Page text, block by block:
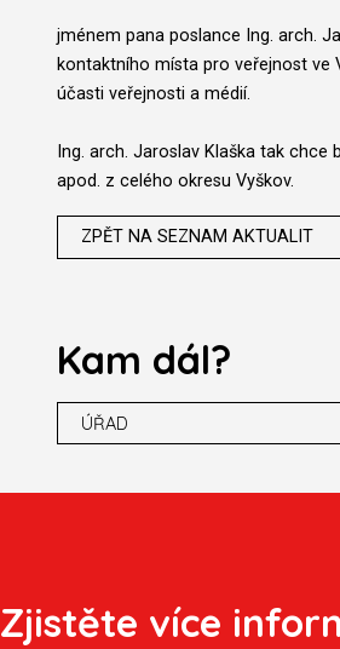
jménem pana poslance Ing. arch.
kontaktního místa pro veřejnost ve
účasti veřejnosti a médií.
Ing. arch. Jaroslav Klaška tak
apod. z celého okresu Vyškov.
ZPĚT NA SEZNAM AKTUALIT
Kam dál?
ÚŘAD
Zjistěte více